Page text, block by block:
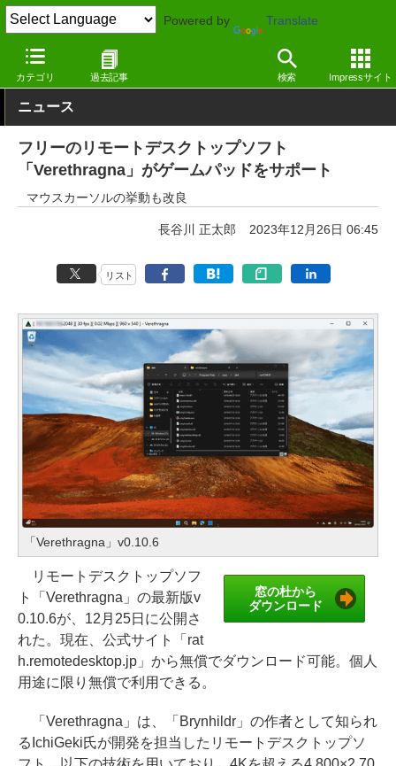
Powered by Translate
カテゴリ 過去記事 検索 Impressサイト
窓の杜 インターネット Windows
ニュース
フリーのリモートデスクトップソフト
「Verethragna」がゲームパッドをサポート
マウスカーソルの挙動も改良
長谷川 正太郎 2023年12月26日 06:45
リスト
「Verethragna」v0.10.6
窓の杜から
ダウンロード
リモートデスクトップソフ
ト「Verethragna」の最新版v
0.10.6が、12月25日に公開さ
れた。現在、公式サイト「rat
h.remotedesktop.jp」から無償でダウンロード可能。個人
用途に限り無償で利用できる。
「Verethragna」は、「Brynhildr」の作者として知られ
るIchiGeki氏が開発を担当したリモートデスクトップソ